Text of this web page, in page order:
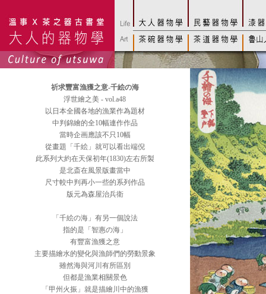
祈求豐富漁獲之意-千絵の海
浮世繪之美 - vol.a48
以日本全國各地的漁業作為題材
中判錦繪的全10幅連作作品
當時企画應該不只10幅
從畫題「千絵」就可以看出端倪
此系列大約在天保初年(1830)左右所製
是北斎在風景版畫當中
尺寸較中判再小一些的系列作品
版元為森屋治兵衛
「千絵の海」有另一個說法
指的是「智惠の海」
有豐富漁獲之意
主要描繪水的變化與漁師們的勞動景象
雖然海與河川有所區別
但都是漁業相關景色
「甲州火振」就是描繪川中的漁獲